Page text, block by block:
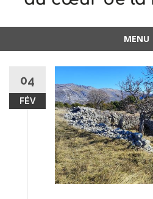
MENU
contenu
04
FÉV